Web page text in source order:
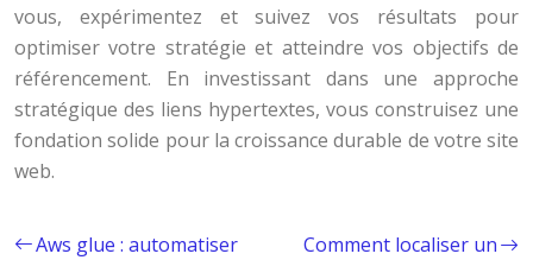
vous, expérimentez et suivez vos résultats pour
optimiser votre stratégie et atteindre vos objectifs de
référencement. En investissant dans une approche
stratégique des liens hypertextes, vous construisez une
fondation solide pour la croissance durable de votre site
web.
Aws glue : automatiser
Comment localiser un